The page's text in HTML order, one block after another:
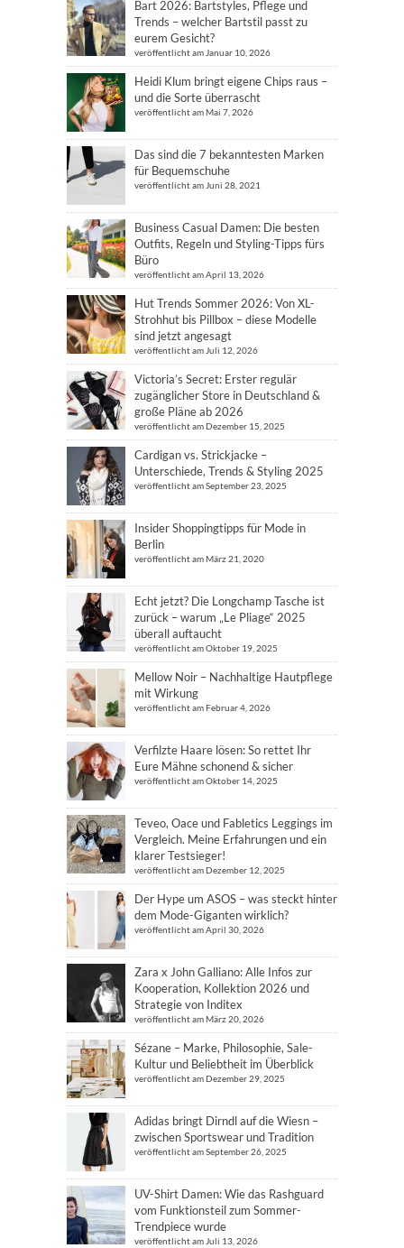
Bart 2026: Bartstyles, Pflege und
Trends – welcher Bartstil passt zu
eurem Gesicht?
veröffentlicht am Januar 10, 2026
Heidi Klum bringt eigene Chips raus –
und die Sorte überrascht
veröffentlicht am Mai 7, 2026
Das sind die 7 bekanntesten Marken
für Bequemschuhe
veröffentlicht am Juni 28, 2021
Business Casual Damen: Die besten
Outfits, Regeln und Styling-Tipps fürs
Büro
veröffentlicht am April 13, 2026
Hut Trends Sommer 2026: Von XL-
Strohhut bis Pillbox – diese Modelle
sind jetzt angesagt
veröffentlicht am Juli 12, 2026
Victoria’s Secret: Erster regulär
zugänglicher Store in Deutschland &
große Pläne ab 2026
veröffentlicht am Dezember 15, 2025
Cardigan vs. Strickjacke –
Unterschiede, Trends & Styling 2025
veröffentlicht am September 23, 2025
Insider Shoppingtipps für Mode in
Berlin
veröffentlicht am März 21, 2020
Echt jetzt? Die Longchamp Tasche ist
zurück – warum „Le Pliage“ 2025
überall auftaucht
veröffentlicht am Oktober 19, 2025
Mellow Noir – Nachhaltige Hautpflege
mit Wirkung
veröffentlicht am Februar 4, 2026
Verfilzte Haare lösen: So rettet Ihr
Eure Mähne schonend & sicher
veröffentlicht am Oktober 14, 2025
Teveo, Oace und Fabletics Leggings im
Vergleich. Meine Erfahrungen und ein
klarer Testsieger!
veröffentlicht am Dezember 12, 2025
Der Hype um ASOS – was steckt hinter
dem Mode-Giganten wirklich?
veröffentlicht am April 30, 2026
Zara x John Galliano: Alle Infos zur
Kooperation, Kollektion 2026 und
Strategie von Inditex
veröffentlicht am März 20, 2026
Sézane – Marke, Philosophie, Sale-
Kultur und Beliebtheit im Überblick
veröffentlicht am Dezember 29, 2025
Adidas bringt Dirndl auf die Wiesn –
zwischen Sportswear und Tradition
veröffentlicht am September 26, 2025
UV-Shirt Damen: Wie das Rashguard
vom Funktionsteil zum Sommer-
Trendpiece wurde
veröffentlicht am Juli 13, 2026